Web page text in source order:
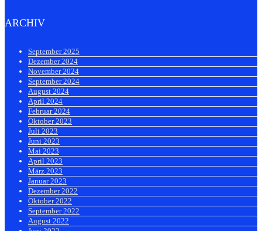
ARCHIV
September 2025
Dezember 2024
November 2024
September 2024
August 2024
April 2024
Februar 2024
Oktober 2023
Juli 2023
Juni 2023
Mai 2023
April 2023
März 2023
Januar 2023
Dezember 2022
Oktober 2022
September 2022
August 2022